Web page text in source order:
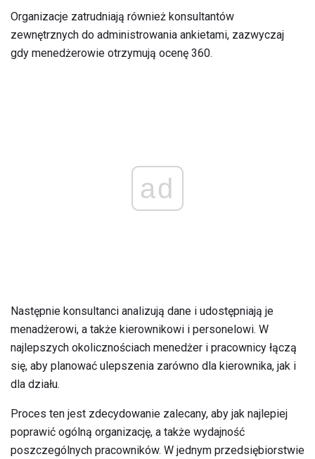
Organizacje zatrudniają również konsultantów
zewnętrznych do administrowania ankietami, zazwyczaj
gdy menedżerowie otrzymują ocenę 360.
ad
Następnie konsultanci analizują dane i udostępniają je
menadżerowi, a także kierownikowi i personelowi. W
najlepszych okolicznościach menedżer i pracownicy łączą
się, aby planować ulepszenia zarówno dla kierownika, jak i
dla działu.
Proces ten jest zdecydowanie zalecany, aby jak najlepiej
poprawić ogólną organizację, a także wydajność
poszczególnych pracowników. W jednym przedsiębiorstwie